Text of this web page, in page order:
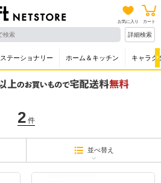
お気に入り カート
詳細検索
ステーショナリー ホーム＆キッチン キャラク
2件
並べ替え